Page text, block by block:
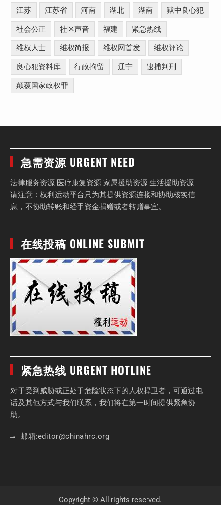
江苏 江苏省 河南 湖北 湖南 狱中良心犯
社会公正 社区声音 福建 紧急热线
维权人士 维权简报 维权网首发 维权评论
良心犯资料库 行政拘留 辽宁 逮捕判刑
颠覆国家政权罪
急需资源 URGENT NEED
法律服务资源 医疗康复资源 家属援助资源 生活援助资源
请注意：权利运动平台只为其提供资源连接和协助核实信
息，不协助转账和经手资金捐赠或者转赠事宜。
在线投稿 ONLINE SUBMIT
紧急热线 URGENT HOTLINE
对于受到威胁或正处于危险状态下的人权捍卫者，可通过电
话及其他方式与我们联系，我们将在第一时间提供紧急协
助。
邮箱:editor@chinahrc.org
Copyright © All rights reserved.